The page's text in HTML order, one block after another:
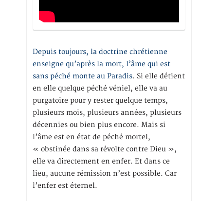
Depuis toujours, la doctrine chrétienne
enseigne qu’après la mort, l’âme qui est
sans péché monte au Paradis. Si elle détient
en elle quelque péché véniel, elle va au
purgatoire pour y rester quelque temps,
plusieurs mois, plusieurs années, plusieurs
décennies ou bien plus encore. Mais si
l’âme est en état de péché mortel,
« obstinée dans sa révolte contre Dieu »,
elle va directement en enfer. Et dans ce
lieu, aucune rémission n’est possible. Car
l’enfer est éternel.